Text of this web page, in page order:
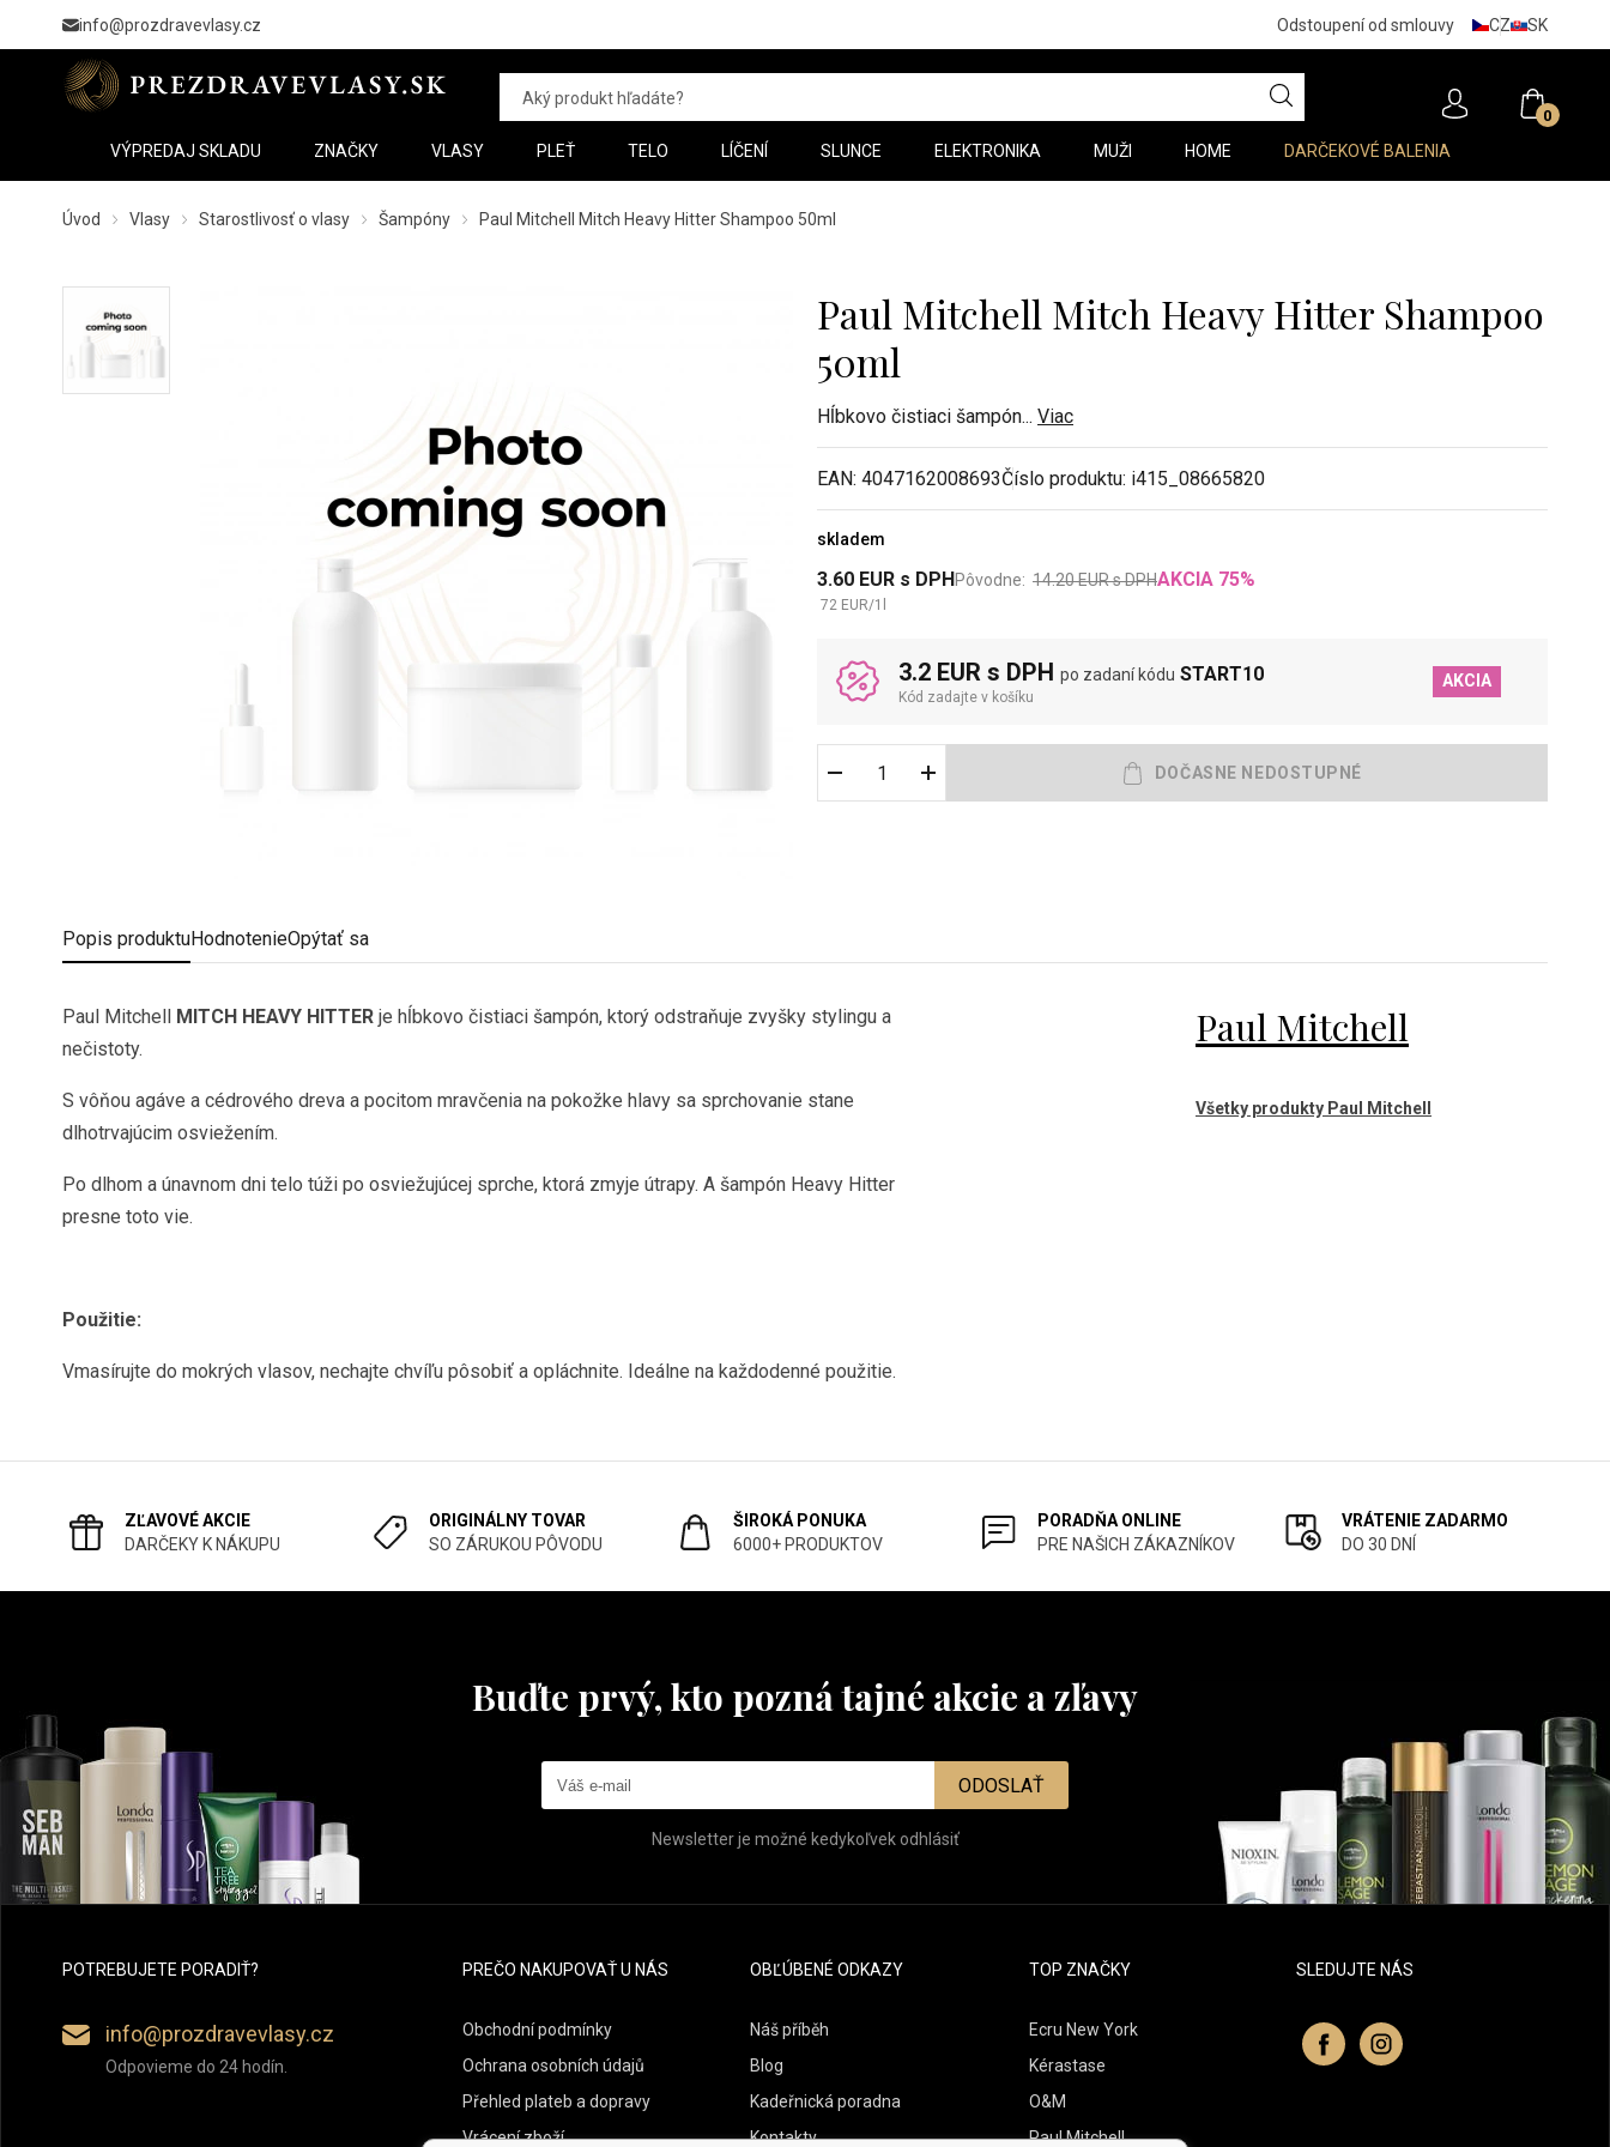
info@prozdravevlasy.cz Odstoupení od smlouvy CZ SK
0
VÝPREDAJ SKLADU ZNAČKY VLASY PLEŤ TELO LÍČENÍ SLUNCE ELEKTRONIKA MUŽI HOME DARČEKOVÉ BALENIA
Úvod Vlasy Starostlivosť o vlasy Šampóny Paul Mitchell Mitch Heavy Hitter Shampoo 50ml
Paul Mitchell Mitch Heavy Hitter Shampoo
50ml
Hĺbkovo čistiaci šampón... Viac
EAN: 4047162008693Číslo produktu: i415_08665820
skladem
3.60 EUR s DPH
72 EUR/1
Pôvodne: 14.20EURs DPHAKCIA 75%
3.2 EUR s DPH po zadaní kódu START10
Kód zadajte v košíku
AKCIA
Popis produktuHodnotenieOpýtať sa
Paul Mitchell MITCH HEAVY HITTER je hĺbkovo čistiaci šampón, ktorý odstraňuje zvyšky stylingu a
nečistoty.
S vôňou agáve a cédrového dreva a pocitom mravčenia na pokožke hlavy sa sprchovanie stane
dlhotrvajúcim osviežením.
Po dlhom a únavnom dni telo túži po osviežujúcej sprche, ktorá zmyje útrapy. A šampón Heavy Hitter
presne toto vie.
Použitie:
Vmasírujte do mokrých vlasov, nechajte chvíľu pôsobiť a opláchnite. Ideálne na každodenné použitie.
Paul Mitchell
Všetky produkty Paul Mitchell
ZĽAVOVÉ AKCIE
DARČEKY K NÁKUPU
ORIGINÁLNY TOVAR
SO ZÁRUKOU PÔVODU
ŠIROKÁ PONUKA
6000+ PRODUKTOV
PORADŇA ONLINE
PRE NAŠICH ZÁKAZNÍKOV
VRÁTENIE ZADARMO
DO 30 DNÍ
Buďte prvý, kto pozná tajné akcie a zľavy
ODOSLAŤ
Newsletter je možné kedykoľvek odhlásiť
POTREBUJETE PORADIŤ?
info@prozdravevlasy.cz
Odpovieme do 24 hodín.
PREČO NAKUPOVAŤ U NÁS
Obchodní podmínky
Ochrana osobních údajů
Přehled plateb a dopravy
Vrácení zboží
OBĽÚBENÉ ODKAZY
Náš příběh
Blog
Kadeřnická poradna
Kontakty
TOP ZNAČKY
Ecru New York
Kérastase
O&M
Paul Mitchell
SLEDUJTE NÁS